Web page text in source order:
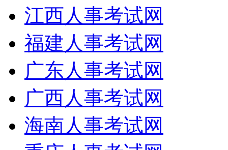
江西人事考试网
福建人事考试网
广东人事考试网
广西人事考试网
海南人事考试网